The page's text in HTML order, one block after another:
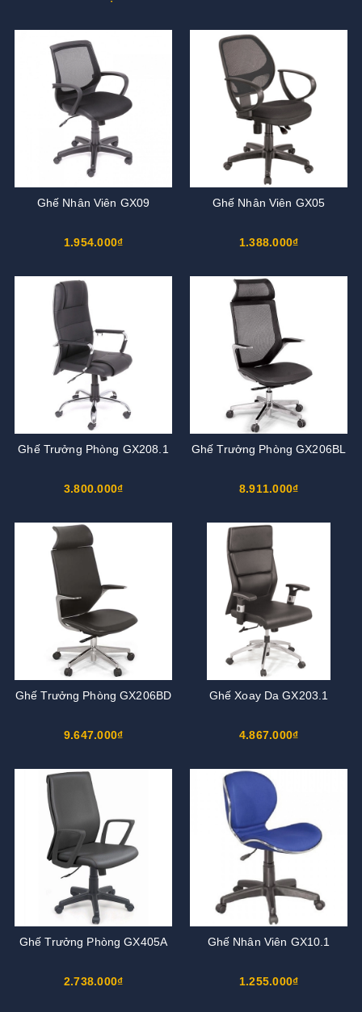
Ghế Nhân Viên GX09
1.954.000₫
Ghế Nhân Viên GX05
1.388.000₫
Ghế Trưởng Phòng GX208.1
3.800.000₫
Ghế Trưởng Phòng GX206BL
8.911.000₫
Ghế Trưởng Phòng GX206BD
9.647.000₫
Ghế Xoay Da GX203.1
4.867.000₫
Ghế Trưởng Phòng GX405A
2.738.000₫
Ghế Nhân Viên GX10.1
1.255.000₫